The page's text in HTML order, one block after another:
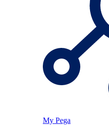
My Pega